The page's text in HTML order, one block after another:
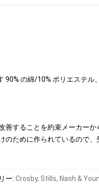
の綿/10% ポリエステル
善することを約束メーカーか
ために作られているので
ー: Crosby, Stills, Nash &